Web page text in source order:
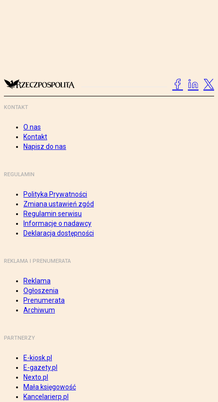
KONTAKT
O nas
Kontakt
Napisz do nas
REGULAMIN
Polityka Prywatności
Zmiana ustawień zgód
Regulamin serwisu
Informacje o nadawcy
Deklaracja dostępności
REKLAMA I PRENUMERATA
Reklama
Ogłoszenia
Prenumerata
Archiwum
PARTNERZY
E-kiosk.pl
E-gazety.pl
Nexto.pl
Mała księgowość
Kancelarierp.pl